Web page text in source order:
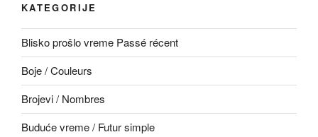
KATEGORIJE
Blisko prošlo vreme Passé récent
Boje / Couleurs
Brojevi / Nombres
Buduće vreme / Futur simple